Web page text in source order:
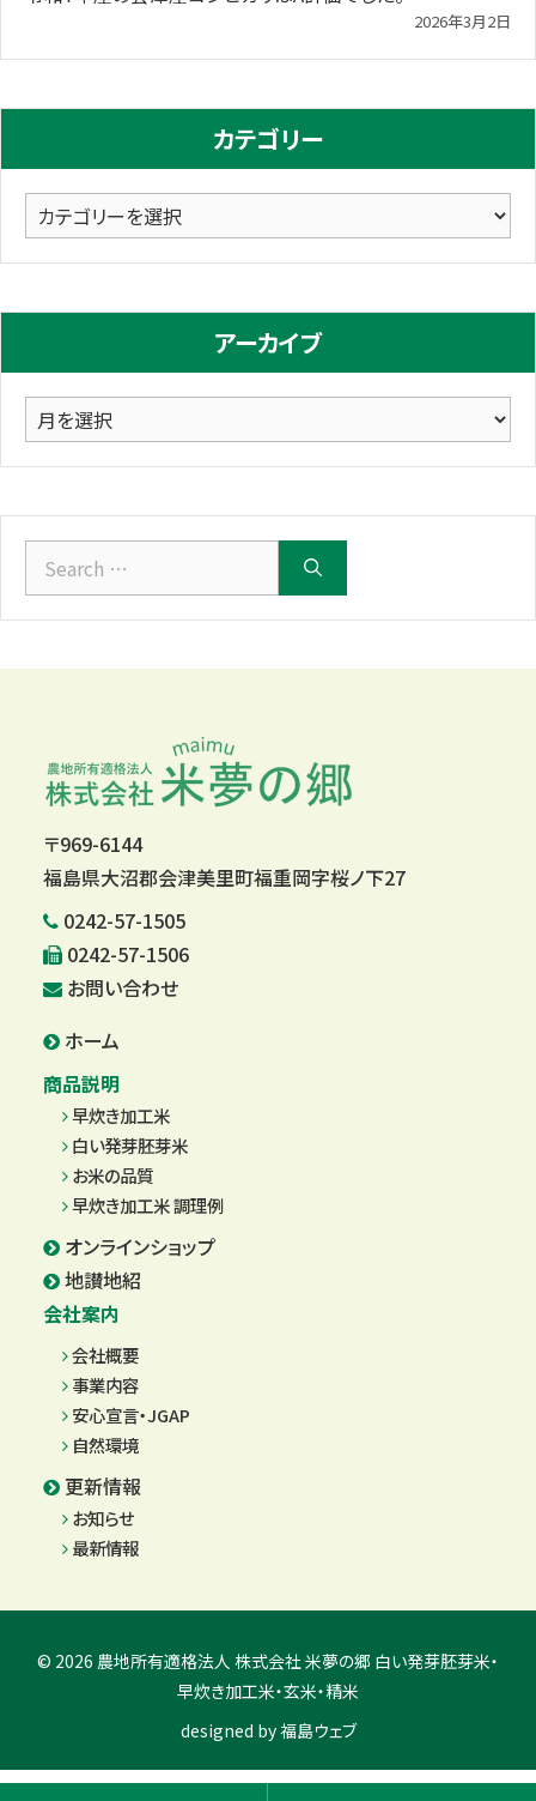
2026年3月2日
カテゴリー
カ
テ
リ
アーカイブ
ア
ー
イ
ブSearch
for:
〒969-6144
福島県大沼郡会津美里町福重岡字桜ノ下27
0242-57-1505
0242-57-1506
お問い合わせ
ホーム
商品説明
早炊き加工米
白い発芽胚芽米
お米の品質
早炊き加工米 調理例
オンラインショップ
地讃地紹
会社案内
会社概要
事業内容
安心宣言・JGAP
自然環境
更新情報
お知らせ
最新情報
© 2026 農地所有適格法人 株式会社 米夢の郷 白い発芽胚芽米・
早炊き加工米・玄米・精米
designed by福島ウェブ